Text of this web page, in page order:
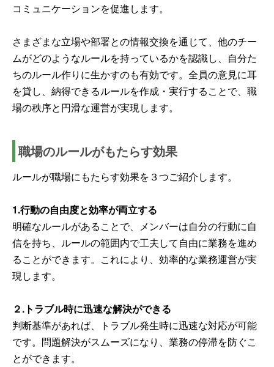
コミュニケーションを促進します。
さまざまな立場や部署との情報交換を通じて、他のチー
ムがどのようなルールを持っているかを認識し、自分た
ちのルール作りに生かすのも有効です。全員の意見に耳
を貸し、納得できるルールを作成・実行することで、職
場の秩序と円滑な運営が実現します。
職場のルールがもたらす効果
ルールが職場にもたらす効果を３つご紹介します。
1.行動の自由度と効率が両立する
明確なルールがあることで、メンバーは自分の行動に自
信を持ち、ルールの範囲内で工夫して自由に業務を進め
ることができます。これにより、効率的な業務運営が実
現します。
２.トラブル時に迅速な解決ができる
判断基準があれば、トラブル発生時に迅速な対応が可能
です。問題解決がスムーズになり、業務の停滞を防ぐこ
とができます。